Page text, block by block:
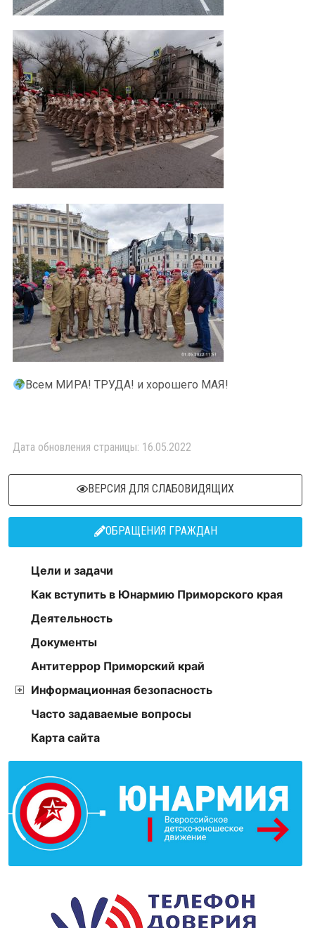
Всем МИРА! ТРУДА! и хорошего МАЯ!
Дата обновления страницы: 16.05.2022
ВЕРСИЯ ДЛЯ СЛАБОВИДЯЩИХ
ОБРАЩЕНИЯ ГРАЖДАН
Цели и задачи
Как вступить в Юнармию Приморского края
Деятельность
Документы
Антитеррор Приморский край
Информационная безопасность
Часто задаваемые вопросы
Карта сайта